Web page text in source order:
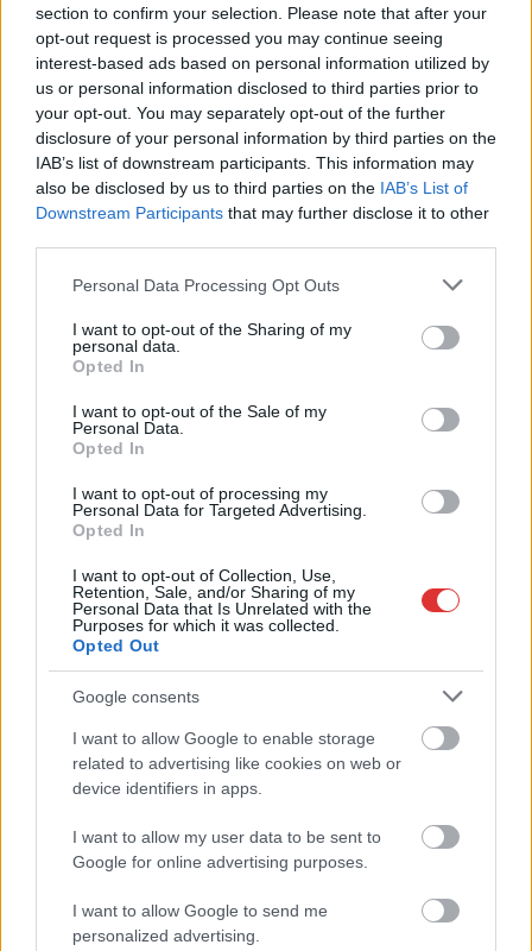
section to confirm your selection. Please note that after your
opt-out request is processed you may continue seeing
interest-based ads based on personal information utilized by
us or personal information disclosed to third parties prior to
your opt-out. You may separately opt-out of the further
disclosure of your personal information by third parties on the
IAB’s list of downstream participants. This information may
also be disclosed by us to third parties on the IAB’s List of
Downstream Participants that may further disclose it to other
Please note that this website/app uses one or more Google
not limited to your visit or usage behaviour. You may click to
grant or deny consent to Google and its third-party tags to
use your data for below specified purposes in below Google
consent section.
Personal Data Processing Opt Outs
I want to opt-out of the Sharing of my
personal data.
Opted In
I want to opt-out of the Sale of my
Personal Data.
Opted In
I want to opt-out of processing my
Personal Data for Targeted Advertising.
Opted In
I want to opt-out of Collection, Use,
Retention, Sale, and/or Sharing of my
Personal Data that Is Unrelated with the
Purposes for which it was collected.
Opted Out
Google consents
I want to allow Google to enable storage
related to advertising like cookies on web or
device identifiers in apps.
I want to allow my user data to be sent to
Google for online advertising purposes.
I want to allow Google to send me
personalized advertising.
Könyvtár
Bejegyzés
navigáció
Frissen szabadult, újra
volán mögé ült
Szolnoktól a
kényszermunkatáborokig: :
eddig rejtett holokausztnapló
kerül a nyilvánosság elé
2026.08.07. Kiss Lajos
Szolnokon egy kulcsfontosságú körforgalmat
részlegesen lezárnak a napokban, a közlekedés az
átlagost is meghaladó mértékben lebénul
Az aszfalt olyan nagymértékben károsodott, hogy már
viszont...